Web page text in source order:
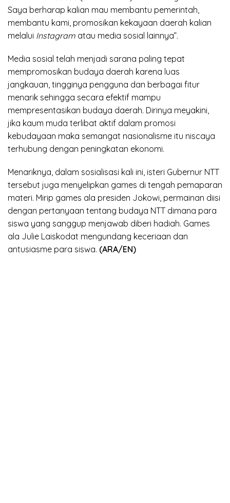
Saya berharap kalian mau membantu pemerintah,
membantu kami, promosikan kekayaan daerah kalian
melalui Instagram atau media sosial lainnya”.
Media sosial telah menjadi sarana paling tepat
mempromosikan budaya daerah karena luas
jangkauan, tingginya pengguna dan berbagai fitur
menarik sehingga secara efektif mampu
mempresentasikan budaya daerah. Dirinya meyakini,
jika kaum muda terlibat aktif dalam promosi
kebudayaan maka semangat nasionalisme itu niscaya
terhubung dengan peningkatan ekonomi.
Menariknya, dalam sosialisasi kali ini, isteri Gubernur NTT
tersebut juga menyelipkan games di tengah pemaparan
materi. Mirip games ala presiden Jokowi, permainan diisi
dengan pertanyaan tentang budaya NTT dimana para
siswa yang sanggup menjawab diberi hadiah. Games
ala Julie Laiskodat mengundang keceriaan dan
antusiasme para siswa. (ARA/EN)